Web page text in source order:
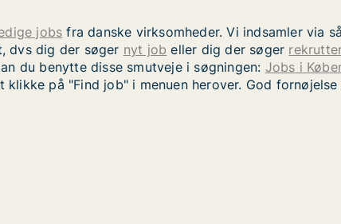
jobs fra danske virksomheder. Vi indsamler via
dvs dig der søger nyt job eller dig der søger
du benytte disse smutveje i søgningen: Jobs i
på "Find job" i menuen herover. God